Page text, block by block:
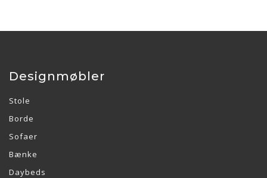
Designmøbler
Stole
Borde
Sofaer
Bænke
Daybeds